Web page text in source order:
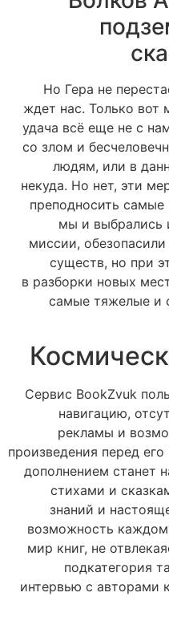
Но Гера не
ждет нас. Только вот
удача всё еще не с
со злом и
людям, или в
некуда. Но нет, эти
преподносить
мы и выбрались
миссии,
существ, но при
в разборки новых
самые тяжелые и
Сервис BookZvuk
навигацию,
рекламы и
произведения перед
дополнением станет
стихами и
знаний и
возможность
мир книг, не
подкатегория
интервью с авторами